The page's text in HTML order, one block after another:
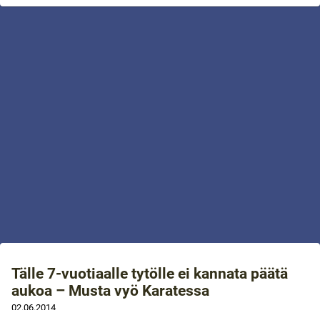
Tälle 7-vuotiaalle tytölle ei kannata päätä
aukoa – Musta vyö Karatessa
02.06.2014